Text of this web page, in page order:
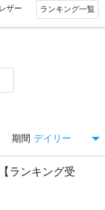
ザー ランキング一覧
期間
ランキング受